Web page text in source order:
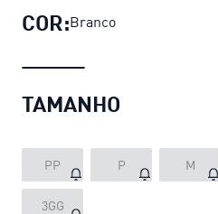
COR:Branco
TAMANHO
PP P M
3GG